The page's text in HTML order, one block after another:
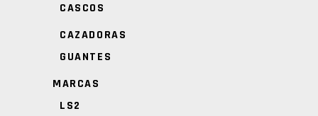
CASCOS
CAZADORAS
GUANTES
MARCAS
LS2